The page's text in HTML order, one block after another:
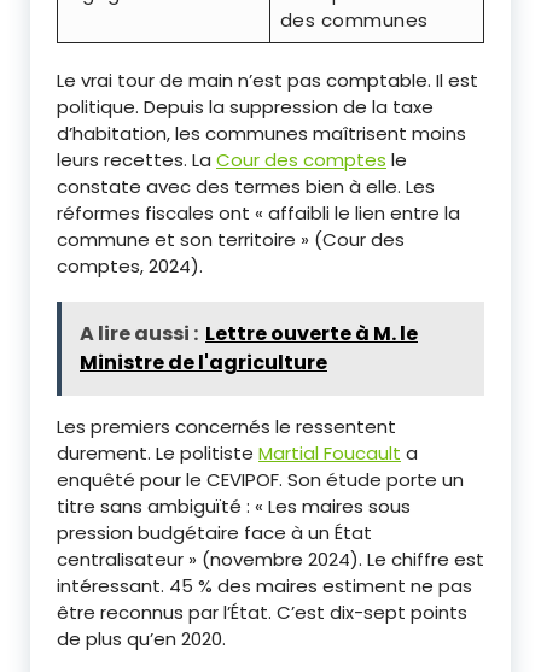
des communes
Le vrai tour de main n’est pas comptable. Il est
politique. Depuis la suppression de la taxe
d’habitation, les communes maîtrisent moins
leurs recettes. La Cour des comptes le
constate avec des termes bien à elle. Les
réformes fiscales ont « affaibli le lien entre la
commune et son territoire » (Cour des
comptes, 2024).
A lire aussi : Lettre ouverte à M. le
Ministre de l'agriculture
Les premiers concernés le ressentent
durement. Le politiste Martial Foucault a
enquêté pour le CEVIPOF. Son étude porte un
titre sans ambiguïté : « Les maires sous
pression budgétaire face à un État
centralisateur » (novembre 2024). Le chiffre est
intéressant. 45 % des maires estiment ne pas
être reconnus par l’État. C’est dix-sept points
de plus qu’en 2020.